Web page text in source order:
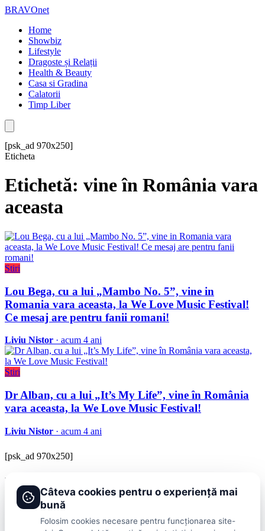
BRAVOnet
Home
Showbiz
Lifestyle
Dragoste și Relații
Health & Beauty
Casa si Gradina
Calatorii
Timp Liber
[psk_ad 970x250]
Eticheta
Etichetă: vine în România vara
aceasta
Stiri
Lou Bega, cu a lui „Mambo No. 5”, vine in
Romania vara aceasta, la We Love Music Festival!
Ce mesaj are pentru fanii romani!
Liviu Nistor · acum 4 ani
Stiri
Dr Alban, cu a lui „It’s My Life”, vine în România
vara aceasta, la We Love Music Festival!
Liviu Nistor · acum 4 ani
[psk_ad 970x250]
BRAVOnet
Showbiz, vedete si tot ce misca in lumea mondena
Câteva cookies pentru o experiență mai
bună
Folosim cookies necesare pentru funcționarea site-